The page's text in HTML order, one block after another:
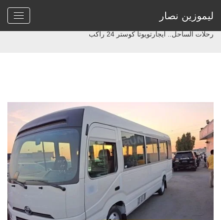
ليموزين نصار
Home
> ايجار باصات كوستر الجديدة
رحلات الساحل.. ايجارتويوتا كوستر 24 راكب